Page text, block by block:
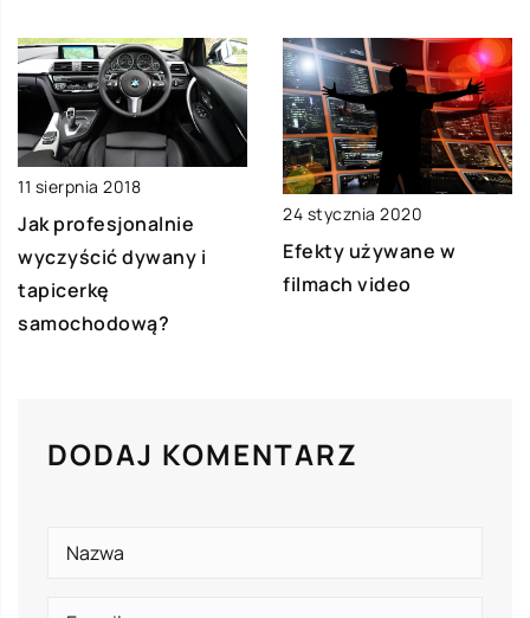
11 sierpnia 2018
Jak profesjonalnie
wyczyścić dywany i
tapicerkę
samochodową?
24 stycznia 2020
Efekty używane w
filmach video
DODAJ KOMENTARZ